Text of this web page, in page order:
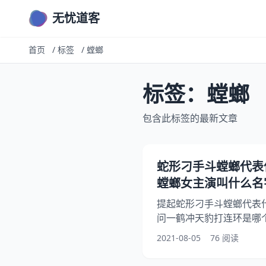
无忧道客
首页 / 标签 / 螳螂
标签：螳螂
包含此标签的最新文章
蛇形刁手斗螳螂代
螳螂女主演叫什么
提起蛇形刁手斗螳螂代表
问一鹤冲天豹打连环是哪
问请问哪能找到蛇形刁手
么回事？其实请问哪里
2021-08-05 76 阅读